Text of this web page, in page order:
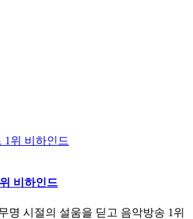
비하인드
명 시절의 설움을 딛고 음악방송 1위